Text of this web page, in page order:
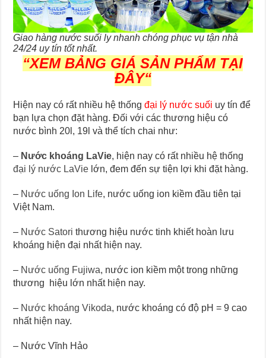
Giao hàng nước suối ly nhanh chóng phục vụ tận nhà
24/24 uy tín tốt nhất.
“XEM BẢNG GIÁ SẢN PHẨM TẠI
ĐÂY“
Hiện nay có rất nhiều hệ thốngđại lý nước suối uy tín để
bạn lựa chọn đặt hàng. Đối với các thương hiệu có
nước bình 20l, 19l và thể tích chai như:
– Nước khoáng LaVie, hiện nay có rất nhiều hệ thống
đại lý nước LaVie lớn, đem đến sự tiện lợi khi đặt hàng.
– Nước uống Ion Life, nước uống ion kiềm đầu tiên tại
Việt Nam.
– Nước Satorithương hiệu nước tinh khiết hoàn lưu
khoáng hiện đại nhất hiện nay.
– Nước uống Fujiwa, nước ion kiềm một trong những
thương hiệu lớn nhất hiện nay.
– Nước khoáng Vikoda, nước khoáng có độ pH = 9 cao
nhất hiện nay.
– Nước Vĩnh Hảo